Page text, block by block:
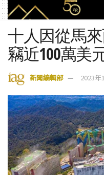
十人因從馬
竊近100萬美
新聞編輯部 2023年